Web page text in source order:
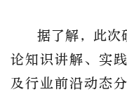
据了解，此次
论知识讲解、实
及行业前沿动态